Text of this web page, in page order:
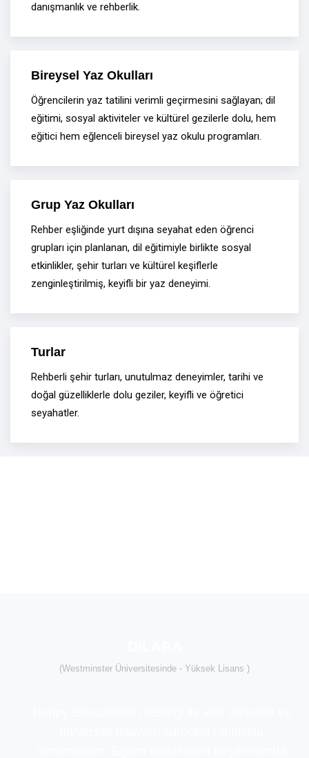
danışmanlık ve rehberlik.
Bireysel Yaz Okulları
Öğrencilerin yaz tatilini verimli geçirmesini sağlayan; dil
eğitimi, sosyal aktiviteler ve kültürel gezilerle dolu, hem
eğitici hem eğlenceli bireysel yaz okulu programları.
Grup Yaz Okulları
Rehber eşliğinde yurt dışına seyahat eden öğrenci
grupları için planlanan, dil eğitimiyle birlikte sosyal
etkinlikler, şehir turları ve kültürel keşiflerle
zenginleştirilmiş, keyifli bir yaz deneyimi.
Turlar
Rehberli şehir turları, unutulmaz deneyimler, tarihi ve
doğal güzelliklerle dolu geziler, keyifli ve öğretici
seyahatler.
(Westminster Üniversitesinde - Yüksek Lisans )